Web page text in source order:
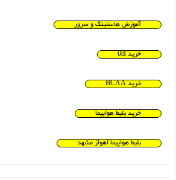
آموزش هاستینگ و سرور
خرید کالا
خرید BCAA
خرید بلیط هواپیما
بلیط هواپیما اهواز مشهد